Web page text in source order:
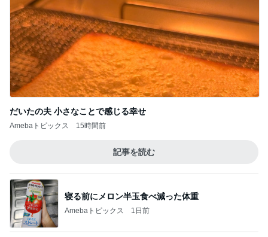
だいたの夫 小さなことで感じる幸せ
Amebaトピックス 15時間前
記事を読む
寝る前にメロン半玉食べ減った体重
Amebaトピックス 1日前